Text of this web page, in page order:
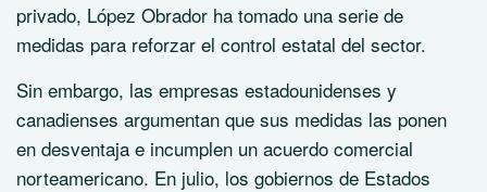
privado, López Obrador ha tomado una serie de
medidas para reforzar el control estatal del sector.
Sin embargo, las empresas estadounidenses y
canadienses argumentan que sus medidas las ponen
en desventaja e incumplen un acuerdo comercial
norteamericano. En julio, los gobiernos de Estados